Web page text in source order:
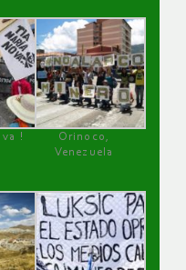
!
Orinoco,
Venezuela